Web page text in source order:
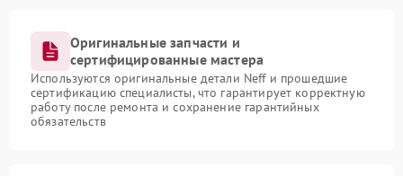
Оригинальные запчасти и
сертифицированные мастера
Используются оригинальные детали Neff и прошедшие
сертификацию специалисты, что гарантирует корректную
работу после ремонта и сохранение гарантийных
обязательств